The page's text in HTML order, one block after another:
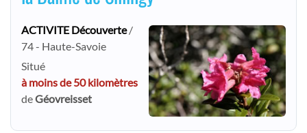
ACTIVITE Découverte/
74 - Haute-Savoie
Situé
à moins de 50 kilomètres
deGéovreisset